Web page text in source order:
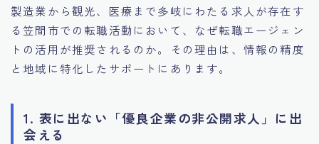
製造業から観光、医療まで多岐にわたる求人が存在す
る笠間市での転職活動において、なぜ転職エージェン
トの活用が推奨されるのか。その理由は、情報の精度
と地域に特化したサポートにあります。
1. 表に出ない「優良企業の非公開求人」に出
会える